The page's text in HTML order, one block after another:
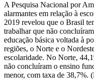
A Pesquisa Nacional por
alarmantes em relação à
2019 revelou que o Brasil
trabalhar que não
educação básica voltada à
regiões, o Norte e o
escolaridade. No Norte,
não concluíram o ensino
menor, com taxa de